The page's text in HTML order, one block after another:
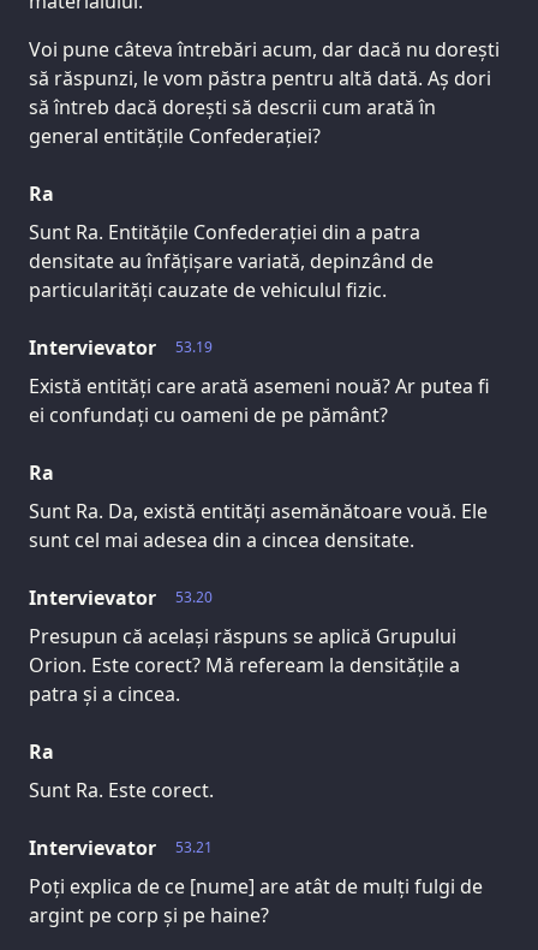
Voi pune câteva întrebări acum, dar dacă nu dorești
să răspunzi, le vom păstra pentru altă dată. Aș dori
să întreb dacă dorești să descrii cum arată în
general entitățile Confederației?
Ra
Sunt Ra. Entitățile Confederației din a patra
densitate au înfățișare variată, depinzând de
particularități cauzate de vehiculul fizic.
53.19
Intervievator
Există entități care arată asemeni nouă? Ar putea fi
ei confundați cu oameni de pe pământ?
Ra
Sunt Ra. Da, există entități asemănătoare vouă. Ele
sunt cel mai adesea din a cincea densitate.
53.20
Intervievator
Presupun că același răspuns se aplică Grupului
Orion. Este corect? Mă refeream la densitățile a
patra și a cincea.
Ra
Sunt Ra. Este corect.
53.21
Intervievator
Poți explica de ce [nume] are atât de mulți fulgi de
argint pe corp și pe haine?